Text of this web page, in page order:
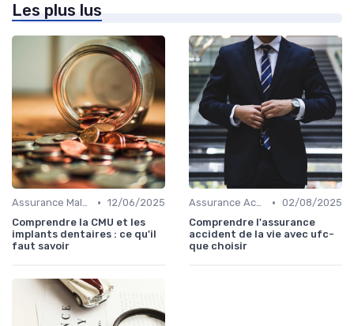
Les plus lus
Assurance Maladie • 12/06/2025
Comprendre la CMU et les
implants dentaires : ce qu'il
faut savoir
Assurance Accident • 02/08/2025
Comprendre l'assurance
accident de la vie avec ufc-
que choisir